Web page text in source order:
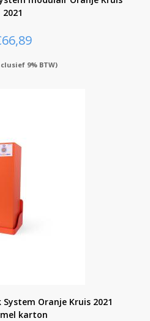
2021
66,89
9% BTW)
Oranje Kruis 2021
karton